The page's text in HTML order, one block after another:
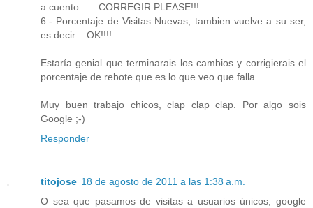
a cuento ..... CORREGIR PLEASE!!!
6.- Porcentaje de Visitas Nuevas, tambien vuelve a su ser,
es decir ...OK!!!!
Estaría genial que terminarais los cambios y corrigierais el
porcentaje de rebote que es lo que veo que falla.
Muy buen trabajo chicos, clap clap clap. Por algo sois
Google ;-)
Responder
titojose 18 de agosto de 2011 a las 1:38 a.m.
O sea que pasamos de visitas a usuarios únicos, google